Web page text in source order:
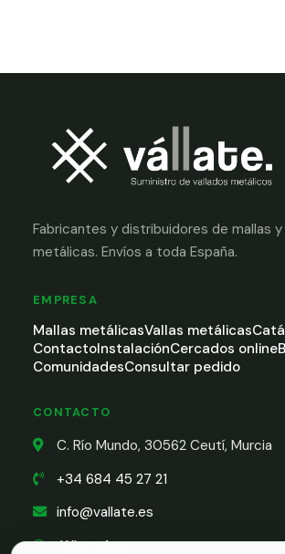
Fabricantes y distribuidores de mallas y
metálicas. Envíos a toda España.
EMPRESA
Mallas metálicasVallas metálicas
ContactoInstalaciónCercados online
ComunidadesConsultar pedido
CONTACTO
C. Río Mundo, 30562 Ceutí, Murcia
+34 684 45 27 21
info@vallate.es
WhatsApp